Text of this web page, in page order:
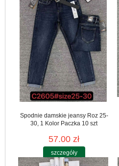
Spodnie damskie jeansy Roz 25-
30, 1 Kolor Paczka 10 szt
57.00 zł
szczegóły